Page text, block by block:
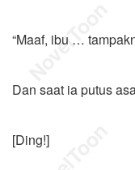
“Maaf, ibu …
Dan saat ia putus
[Ding!]